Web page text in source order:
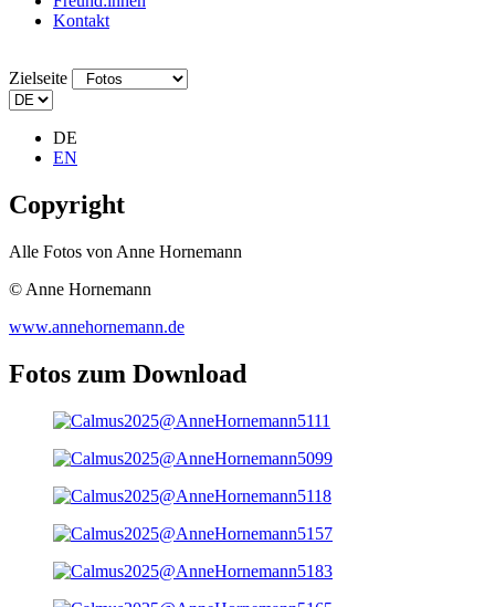
Kontakt
Zielseite
DE
EN
Copyright
Alle Fotos von Anne Hornemann
© Anne Hornemann
www.annehornemann.de
Fotos zum Download